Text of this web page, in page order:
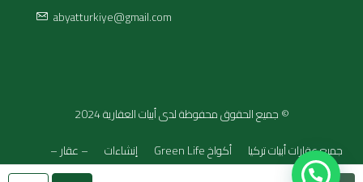
abyatturkiye@gmail.com
© جميع الحقوق محفوظة لدى أبيات العقارية 2024
جميع عقارات أبيات تركيا
أكواخ Green Life إنشاءات
– عقار –
أخرى